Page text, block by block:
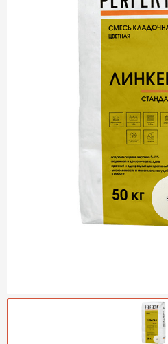
Газобетон
ПЕРЕЙТИ
Газобетон
Газобетон
ПЕРЕЙТИ
ПЕРЕЙТИ
Газобетон
Газосиликат
Газобетон Poritep
Газобетон ДСК Грас
Газобетон ВКБлок